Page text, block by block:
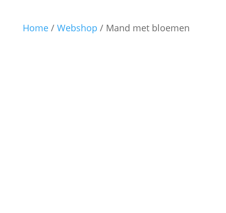
Home/ Webshop / Mand met bloemen